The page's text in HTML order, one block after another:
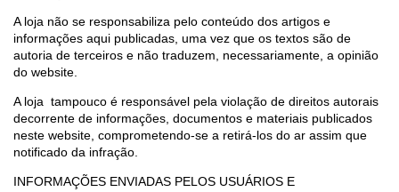
A loja não se responsabiliza pelo conteúdo dos artigos e
informações aqui publicadas, uma vez que os textos são de
autoria de terceiros e não traduzem, necessariamente, a opinião
do website.
A loja tampouco é responsável pela violação de direitos autorais
decorrente de informações, documentos e materiais publicados
neste website, comprometendo-se a retirá-los do ar assim que
notificado da infração.
INFORMAÇÕES ENVIADAS PELOS USUÁRIOS E